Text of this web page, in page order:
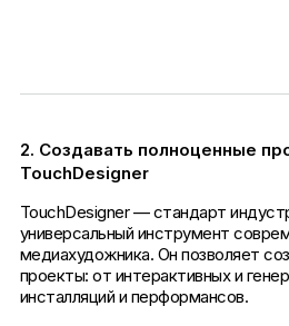
2. Создавать полноценные
TouchDesigner
TouchDesigner — стандарт
универсальный инструмент
медиахудожника. Он позволяет
проекты: от интерактивных и
инсталляций и перформансов.